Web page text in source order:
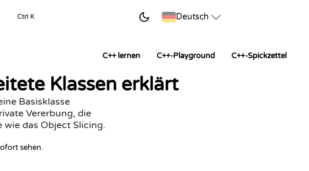
Ctrl K Deutsch
C++ lernen C++-Playground C++-Spickzettel
Klassen erklärt
Basisklasse
Vererbung, die
das Object Slicing.
sehen.